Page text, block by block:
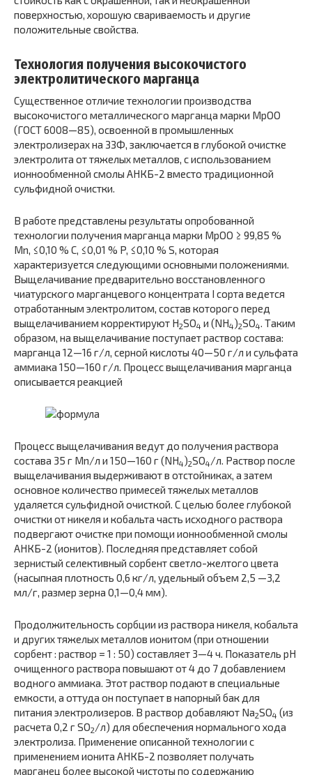
поверхностью, хорошую свариваемость и другие
положительные свойства.
Технология получения высокочистого
электролитического марганца
Существенное отличие технологии производства
высокочистого металлического марганца марки МрОО
(ГОСТ 6008—85), освоенной в промышленных
электролизерах на ЗЗФ, заключается в глубокой очистке
электролита от тяжелых металлов, с использованием
ионнообменной смолы АНКБ-2 вместо традиционной
сульфидной очистки.
В работе представлены результаты опробованной
технологии получения марганца марки МрОО ≥ 99,85 %
Mn, ≤0,10 % С, ≤0,01 % P, ≤0,10 % S, которая
характеризуется следующими основными положениями.
Выщелачивание предварительно восстановленного
чиатурского марганцевого концентрата I сорта ведется
отработанным электролитом, состав которого перед
выщелачиванием корректируют H2SO4 и (NH4)2SO4. Таким
образом, на выщелачивание поступает раствор состава:
марганца 12—16 г/л, серной кислоты 40—50 г/л и сульфата
аммиака 150—160 г/л. Процесс выщелачивания марганца
описывается реакцией
Процесс выщелачивания ведут до получения раствора
состава 35 г Mn/л и 150—160 г (NH4)2SO4/л. Раствор после
выщелачивания выдерживают в отстойниках, а затем
основное количество примесей тяжелых металлов
удаляется сульфидной очисткой. С целью более глубокой
очистки от никеля и кобальта часть исходного раствора
подвергают очистке при помощи ионнообменной смолы
АНКБ-2 (ионитов). Последняя представляет собой
зернистый селективный сорбент светло-желтого цвета
(насыпная плотность 0,6 кг/л, удельный объем 2,5 —3,2
мл/г, размер зерна 0,1—0,4 мм).
Продолжительность сорбции из раствора никеля, кобальта
и других тяжелых металлов ионитом (при отношении
сорбент : раствор = 1 : 50) составляет 3—4 ч. Показатель pH
очищенного раствора повышают от 4 до 7 добавлением
водного аммиака. Этот раствор подают в специальные
емкости, а оттуда он поступает в напорный бак для
питания электролизеров. В раствор добавляют Na2SO4 (из
расчета 0,2 г SO2/л) для обеспечения нормального хода
электролиза. Применение описанной технологии с
применением ионита АНКБ-2 позволяет получать
марганец более высокой чистоты по содержанию